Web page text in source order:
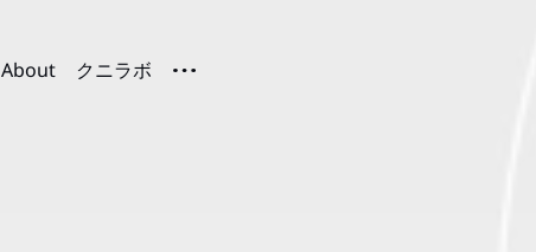
About クニラボ